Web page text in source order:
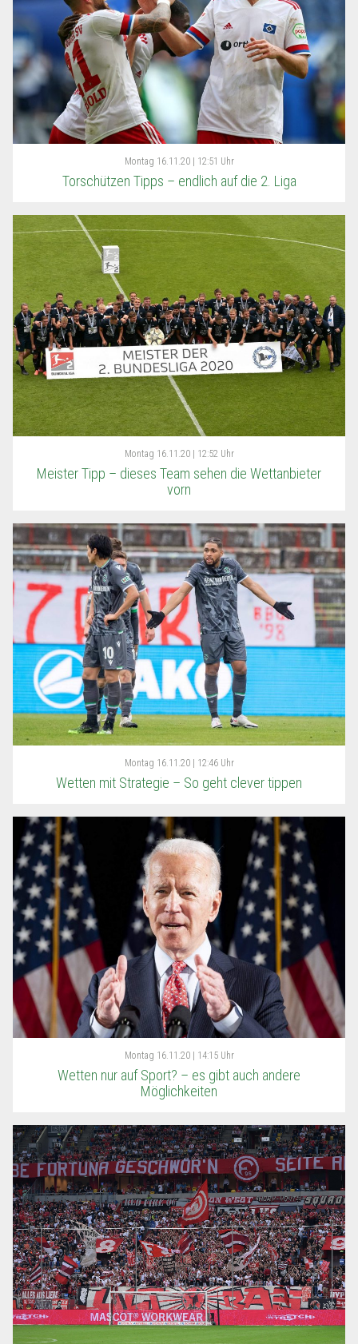
Montag 16.11.20 | 12:51 Uhr
Torschützen Tipps – endlich auf die 2. Liga
Montag 16.11.20 | 12:52 Uhr
Meister Tipp – dieses Team sehen die Wettanbieter
vorn
Montag 16.11.20 | 12:46 Uhr
Wetten mit Strategie – So geht clever tippen
Montag 16.11.20 | 14:15 Uhr
Wetten nur auf Sport? – es gibt auch andere
Möglichkeiten